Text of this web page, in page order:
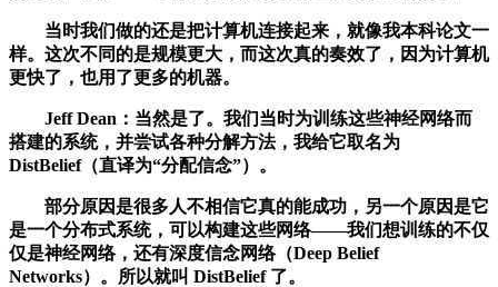
当时我们做的还是把计算机连接起来，就像我本科论文一
样。这次不同的是规模更大，而这次真的奏效了，因为计算机
更快了，也用了更多的机器。
Jeff Dean：当然是了。我们当时为训练这些神经网络而
搭建的系统，并尝试各种分解方法，我给它取名为
DistBelief（直译为“分配信念”）。
部分原因是很多人不相信它真的能成功，另一个原因是它
是一个分布式系统，可以构建这些网络——我们想训练的不仅
仅是神经网络，还有深度信念网络（Deep Belief
Networks）。所以就叫 DistBelief 了。